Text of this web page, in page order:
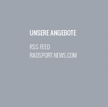
UNSERE ANGEBOTE
RSS-FEED
RADSPORT-NEWS.COM